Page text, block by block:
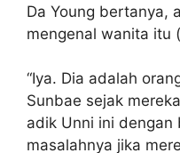
Da Young bertanya,
mengenal wanita itu
“Iya. Dia adalah
Sunbae sejak
adik Unni ini dengan
masalahnya jika